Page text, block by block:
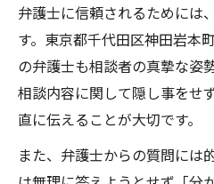
弁護士に信頼されるためには
す。東京都千代田区神田岩本
の弁護士も相談者の真摯な姿
相談内容に関して隠し事をせ
直に伝えることが大切です。
また、弁護士からの質問には